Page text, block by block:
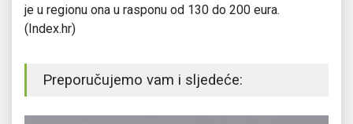
je u regionu ona u rasponu od 130 do 200 eura.
(Index.hr)
Preporučujemo vam i sljedeće: